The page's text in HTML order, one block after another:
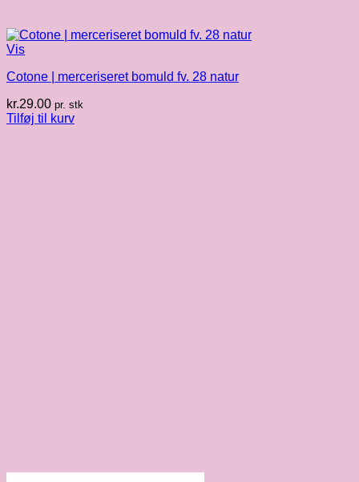
Vis
Cotone | merceriseret bomuld fv. 28 natur
kr.29.00 pr. stk
Tilføj til kurv